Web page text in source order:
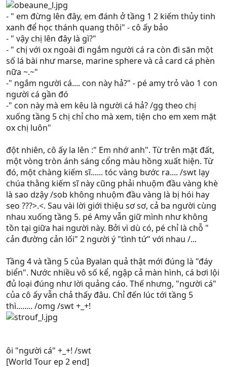
- " em đừng lên đây, em đánh ở tầng 1 2 kiếm thủy tinh
xanh để học thánh quang thôi" - cô ấy bảo
- " vậy chị lên đây là gì?"
- " chị với ox ngoài đi ngắm người cá ra còn đi săn một
số lá bài như marse, marine sphere và cả card cá phèn
nữa ~.~"
-" ngắm người cá.... con này hả?" - pé amy trỏ vào 1 con
người cá gần đó
-" con này mà em kêu là người cá hả? /gg theo chị
xuống tầng 5 chị chỉ cho mà xem, tiện cho em xem mặt
ox chị luôn"
đột nhiên, cô ấy la lên :" Em nhớ anh". Từ trên mặt đất,
một vòng tròn ánh sáng cổng màu hồng xuất hiện. Từ
đó, một chàng kiếm sĩ...... tóc vàng bước ra.... /swt lạy
chúa thằng kiếm sĩ này cũng phải nhuộm đầu vàng khè
là sao dzậy /sob không nhuộm đầu vàng là bị hói hay
seo ???>.<. Sau vài lời giới thiệu sơ sơ, cả ba người cùng
nhau xuống tầng 5. pé Amy vẫn giữ mình như không
tồn tại giữa hai người này. Bởi vì dù có, pé chỉ là chỗ "
cản đường cản lối" 2 người ý "tình tứ" với nhau /...
Tầng 4 và tầng 5 của Byalan quả thật mới đúng là "đáy
biển". Nước nhiều vô số kể, ngập cả màn hình, cá bơi lội
đủ loại đúng như lời quảng cáo. Thế nhưng, "người cá"
của cô ấy vẫn chả thấy đâu. Chỉ đến lúc tới tầng 5
thì........ /omg /swt +_+!
ôi "người cá" +_+! /swt
[World Tour ep 2 end]